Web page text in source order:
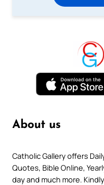
About us
Catholic Gallery offers
Quotes, Bible Online,
day and much more.